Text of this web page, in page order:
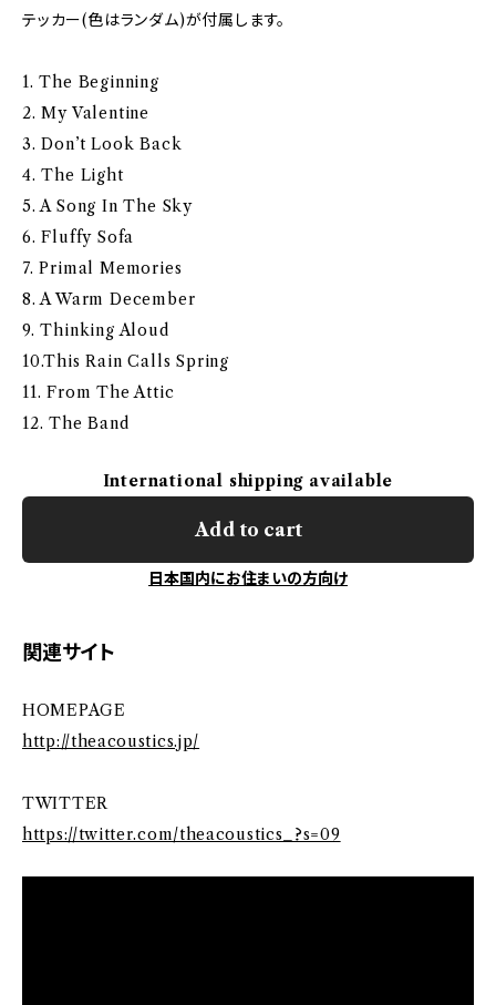
テッカー(色はランダム)が付属します。
1. The Beginning
2. My Valentine
3. Don’t Look Back
4. The Light
5. A Song In The Sky
6. Fluffy Sofa
7. Primal Memories
8. A Warm December
9. Thinking Aloud
10.This Rain Calls Spring
11. From The Attic
12. The Band
International shipping available
Add to cart
日本国内にお住まいの方向け
関連サイト
HOMEPAGE
http://theacoustics.jp/
TWITTER
https://twitter.com/theacoustics_?s=09